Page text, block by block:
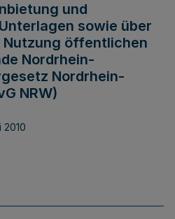
und
sowie über
Nutzung öffentlichen
Nordrhein-
Nordrhein-
NRW)
2010